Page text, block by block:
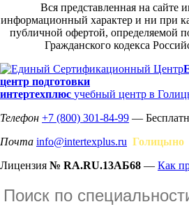
Вся представленная на сайте
информационный характер и ни при
публичной офертой, определяемой
Гражданского кодекса
центр подготовки
интертехплюс учебный центр в
Телефон +7 (800) 301-84-99 —
Почта info@intertexplus.ru Голицыно
Лицензия № RA.RU.13АБ68 — Как